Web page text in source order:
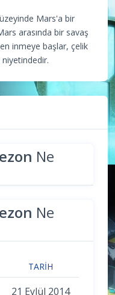
Mars'a bir
arasında bir savaş
inmeye başlar, çelik
niyetindedir.
Ne
Ne
TARIH
21 Eylül 2014